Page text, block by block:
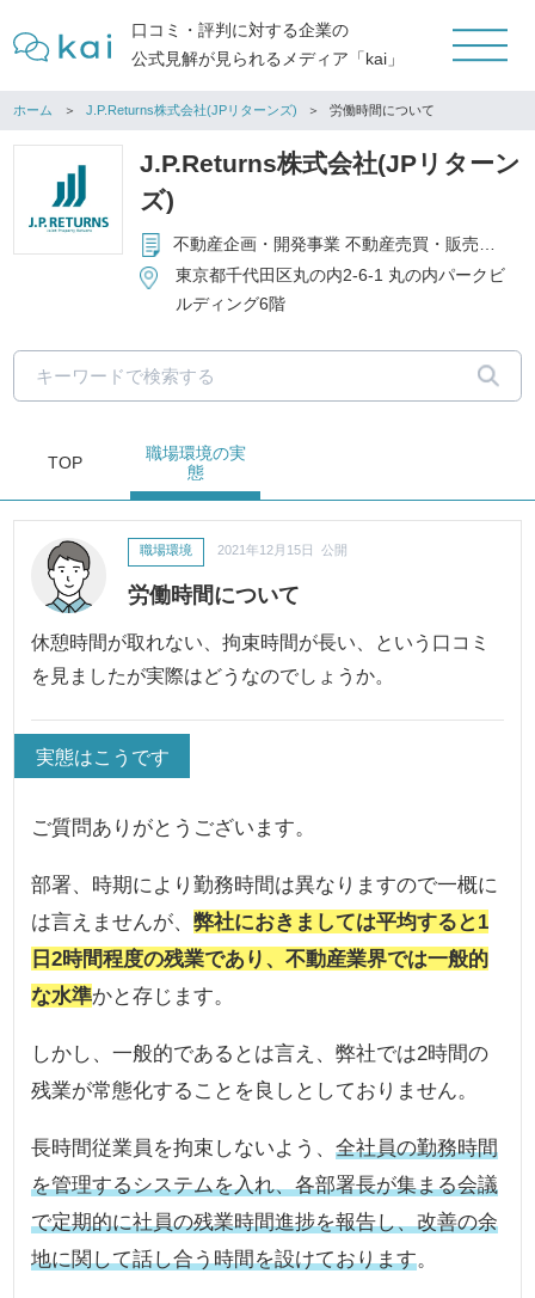
口コミ・評判に対する企業の
公式見解が見られるメディア「kai」
ホーム J.P.Returns株式会社(JPリターンズ) 労働時間について
J.P.Returns株式会社(JPリターン
ズ)
不動産企画・開発事業 不動産売買・販売・仲介・管理事業 生命保険代理店事業 損害保険代理店事業
東京都千代田区丸の内2-6-1 丸の内パークビ
ルディング6階
TOP
職場環境の実
態
労働時間について
職場環境 2021年12月15日 公開
休憩時間が取れない、拘束時間が長い、という口コミ
を見ましたが実際はどうなのでしょうか。
実態はこうです
ご質問ありがとうございます。
部署、時期により勤務時間は異なりますので一概に
は言えませんが、弊社におきましては平均すると1
日2時間程度の残業であり、不動産業界では一般的
な水準かと存じます。
しかし、一般的であるとは言え、弊社では2時間の
残業が常態化することを良しとしておりません。
長時間従業員を拘束しないよう、全社員の勤務時間
を管理するシステムを入れ、各部署長が集まる会議
で定期的に社員の残業時間進捗を報告し、改善の余
地に関して話し合う時間を設けております。